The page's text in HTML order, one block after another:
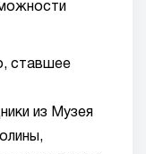
ставшее
из Музея